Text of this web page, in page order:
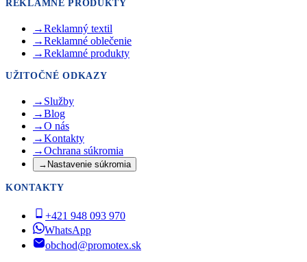
REKLAMNÉ PRODUKTY
→Reklamný textil
→Reklamné oblečenie
→Reklamné produkty
UŽITOČNÉ ODKAZY
→ Služby
→Blog
→O nás
→Kontakty
→Ochrana súkromia
→ Nastavenie súkromia
KONTAKTY
+421 948 093 970
WhatsApp
obchod@promotex.sk